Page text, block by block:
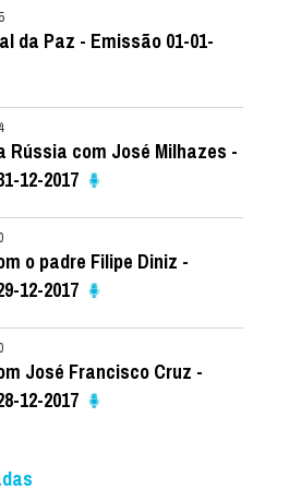
da Paz - Emissão 01-01-
Rússia com José Milhazes -
12-2017
o padre Filipe Diniz -
12-2017
José Francisco Cruz -
12-2017